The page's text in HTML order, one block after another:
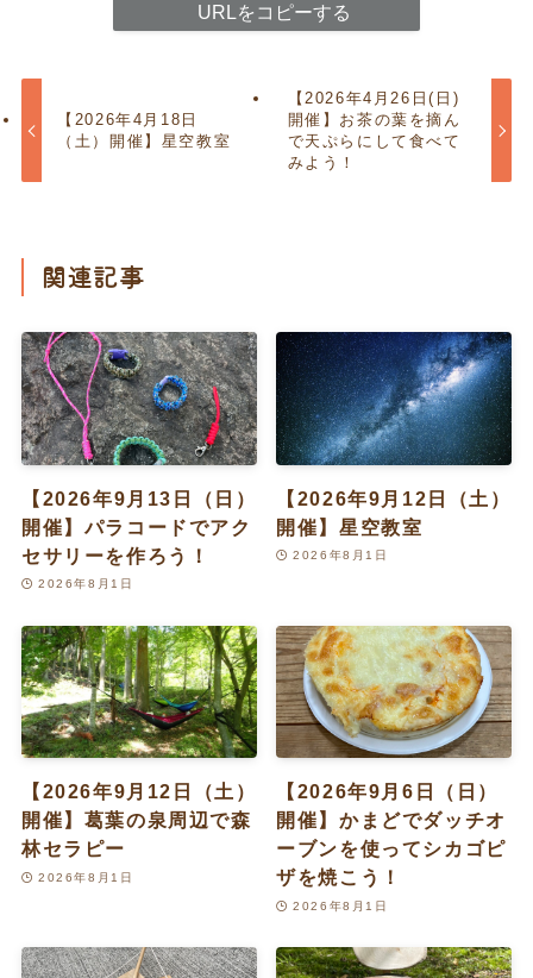
URLをコピーする
【2026年4月18日
（土）開催】星空教室
【2026年4月26日(日)
開催】お茶の葉を摘ん
で天ぷらにして食べて
みよう！
関連記事
【2026年9月13日（日）
開催】パラコードでアク
セサリーを作ろう！
2026年8月1日
【2026年9月12日（土）
開催】星空教室
2026年8月1日
【2026年9月12日（土）
開催】葛葉の泉周辺で森
林セラピー
2026年8月1日
【2026年9月6日（日）
開催】かまどでダッチオ
ーブンを使ってシカゴピ
ザを焼こう！
2026年8月1日